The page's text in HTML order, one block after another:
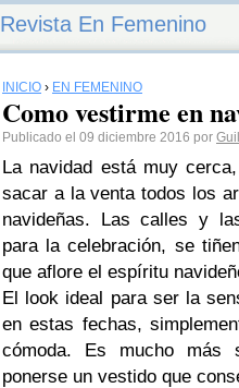
Revista En Femenino
INICIO › EN FEMENINO
Como vestirme en
Publicado el 09 diciembre 2016 por
La navidad está muy
sacar a la venta todos los
navideñas. Las calles y
para la celebración, se
que aflore el espíritu
El look ideal para ser la
en estas fechas,
cómoda. Es mucho más
ponerse un vestido que